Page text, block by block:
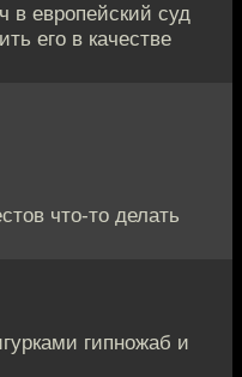
в европейский суд
его в качестве
что-то делать
гипножаб и